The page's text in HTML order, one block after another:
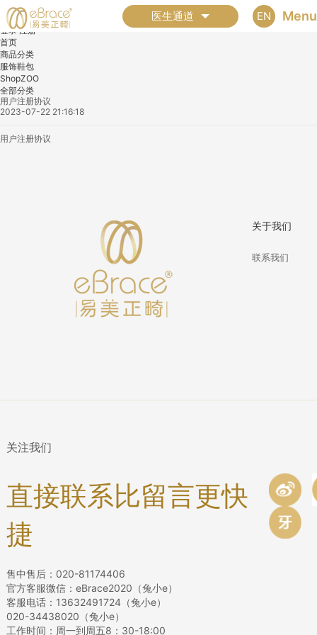
医生通道 EN Menu
全部分类
登录 注册
首页
商品分类
服饰鞋包
ShopZOO
全部分类
用户注册协议
2023-07-22 21:16:18
用户注册协议
关于我们
联系我们
关注我们
直接联系比留言更快
捷
售中售后：020-81174406
官方客服微信：eBrace2020（兔小e）
客服电话：13632491724（兔小e）
020-34438020（兔小e）
工作时间：周一到周五8：30-18:00